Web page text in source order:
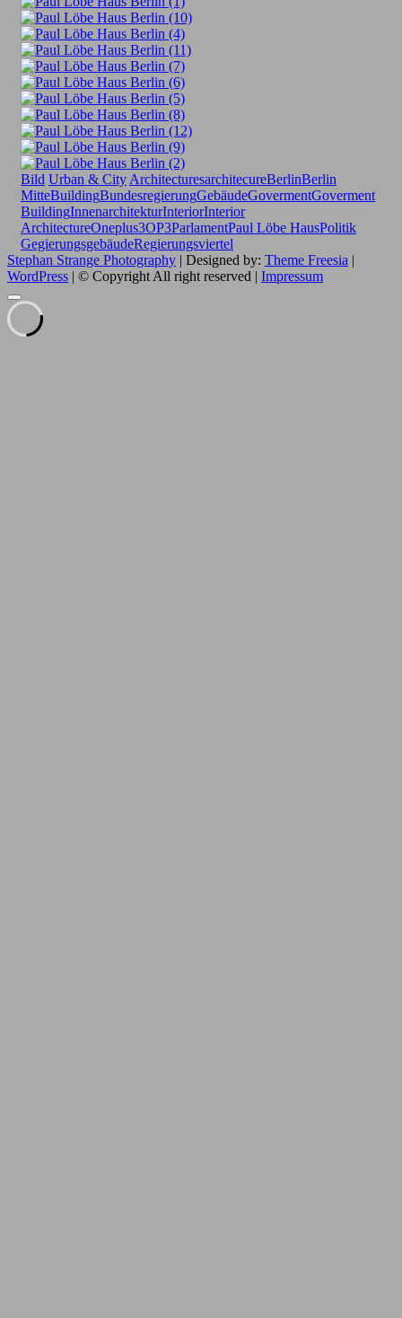
Bild Urban & City ArchitecturesarchitecureBerlinBerlin
MitteBuildingBundesregierungGebäudeGovermentGoverment
BuildingInnenarchitekturInteriorInterior
ArchitectureOneplus3OP3ParlamentPaul Löbe HausPolitik
GegierungsgebäudeRegierungsviertel
Stephan Strange Photography | Designed by: Theme Freesia |
WordPress | © Copyright All right reserved | Impressum